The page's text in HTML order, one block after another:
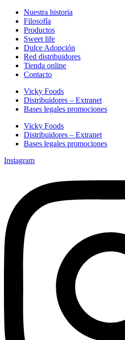
Nuestra historia
Filosofía
Productos
Sweet life
Dulce Adopción
Red distribuidores
Tienda online
Contacto
Vicky Foods
Distribuidores – Extranet
Bases legales promociones
Vicky Foods
Distribuidores – Extranet
Bases legales promociones
Instagram